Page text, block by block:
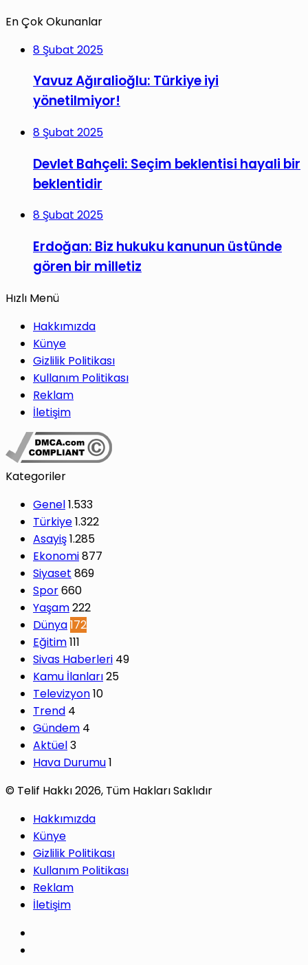
En Çok Okunanlar
8 Şubat 2025
Yavuz Ağıralioğlu: Türkiye iyi
yönetilmiyor!
8 Şubat 2025
Devlet Bahçeli: Seçim beklentisi hayali bir
beklentidir
8 Şubat 2025
Erdoğan: Biz hukuku kanunun üstünde
gören bir milletiz
Hızlı Menü
Hakkımızda
Künye
Gizlilik Politikası
Kullanım Politikası
Reklam
İletişim
Kategoriler
Genel1.533
Türkiye1.322
Asayiş1.285
Ekonomi877
Siyaset 869
Spor660
Yaşam222
Dünya172
Eğitim111
Sivas Haberleri 49
Kamu İlanları25
Televizyon10
Trend 4
Gündem 4
Aktüel3
Hava Durumu1
© Telif Hakkı 2026, Tüm Hakları Saklıdır
Hakkımızda
Künye
Gizlilik Politikası
Kullanım Politikası
Reklam
İletişim